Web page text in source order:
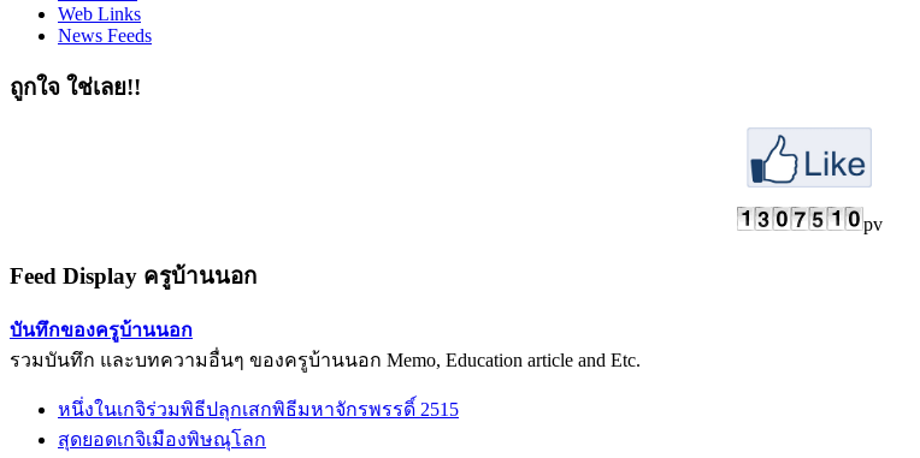
Web Links
News Feeds
ถูกใจ ใช่เลย!!
pv
Feed Display ครูบ้านนอก
บันทึกของครูบ้านนอก
รวมบันทึก และบทความอื่นๆ ของครูบ้านนอก Memo, Education article and Etc.
หนึ่งในเกจิร่วมพิธีปลุกเสกพิธีมหาจักรพรรดิ์ 2515
สุดยอดเกจิเมืองพิษณุโลก